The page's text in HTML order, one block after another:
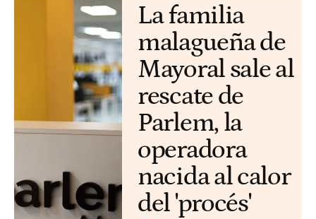
La familia
malagueña de
Mayoral sale al
rescate de
Parlem, la
operadora
nacida al calor
del 'procés'